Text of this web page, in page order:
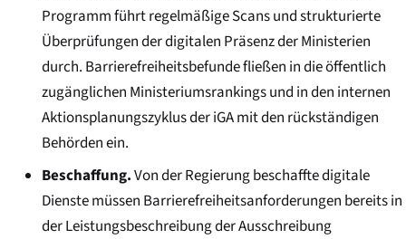
Programm führt regelmäßige Scans und strukturierte
Überprüfungen der digitalen Präsenz der Ministerien
durch. Barrierefreiheitsbefunde fließen in die öffentlich
zugänglichen Ministeriumsrankings und in den internen
Aktionsplanungszyklus der iGA mit den rückständigen
Behörden ein.
Beschaffung.Von der Regierung beschaffte digitale
Dienste müssen Barrierefreiheitsanforderungen bereits in
der Leistungsbeschreibung der Ausschreibung